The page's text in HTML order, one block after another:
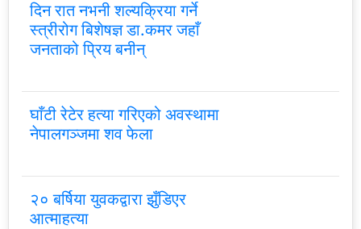
दिन रात नभनी शल्यक्रिया गर्ने
स्त्रीरोग बिशेषज्ञ डा.कमर जहाँ
जनताको प्रिय बनीन्
घाँटी रेटेर हत्या गरिएको अवस्थामा
नेपालगञ्जमा शव फेला
२० बर्षिया युवकद्वारा झुँडिएर
आत्माहत्या